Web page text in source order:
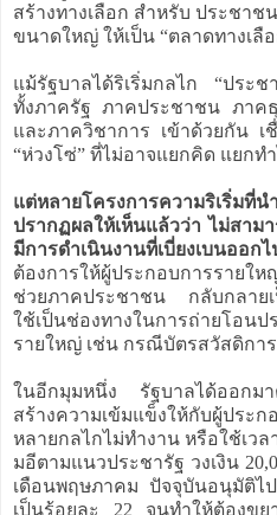
สร้างทางเลือก สำหรับ ประชา
ขนาดใหญ่ ให้เป็น “ตลาดทางเลื
แม้รัฐบาลได้ริเริ่มกลไก “ประ
ทั้งภาครัฐ ภาคประชาชน ภาค
และภาควิชาการ เข้าด้วยกัน เ
“ห่วงโซ่” ที่ไม่อาจแยกคิด แยกท
แต่หลายโครงการความริเริ่มที่
ปรากฏผลให้เห็นแล้วว่า ไม่สาม
มีการดำเนินงานที่เบี่ยงเบนออก
ต้องการให้ผู้ประกอบการราย
ช่วยภาคประชาชน กลับกลาย
ใช้เป็นช่องทางในการถ่ายโอน
รายใหญ่ เช่น กรณีบัตรสวัสดิกา
ในอีกมุมหนึ่ง รัฐบาลได้ออกม
สร้างความเข้มแข็งให้กับผู้ประ
หลายกลไกไม่ทำงาน หรือใช้เว
มอีตามแนวประชารัฐ วงเงิน
เดือนพฤษภาคม ปัจจุบันอนุมัติไ
เป็นร้อยละ 22 จนทำให้ต้องขย